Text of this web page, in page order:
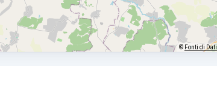
© Fonti di Dati